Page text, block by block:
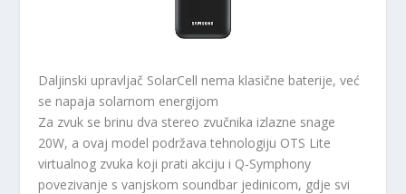
Daljinski upravljač SolarCell nema klasične baterije, već
se napaja solarnom energijom
Za zvuk se brinu dva stereo zvučnika izlazne snage
20W, a ovaj model podržava tehnologiju OTS Lite
virtualnog zvuka koji prati akciju i Q-Symphony
povezivanje s vanjskom soundbar jedinicom, gdje svi